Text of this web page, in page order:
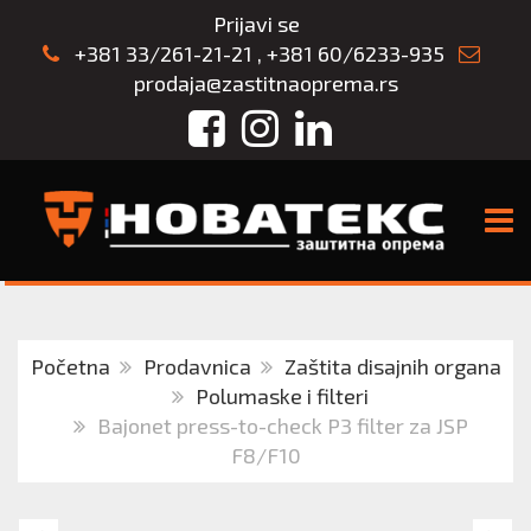
Prijavi se
+381 33/261-21-21 , +381 60/6233-935
prodaja@zastitnaoprema.rs
FacebookInstagram
LinkedIn
Početna Prodavnica
Zaštita disajnih organa
Polumaske i filteri
Bajonet press-to-check P3 filter za JSP
F8/F10